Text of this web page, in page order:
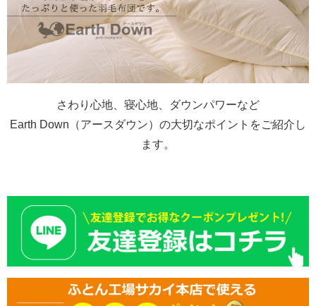
さわり心地、寝心地、ダウンパワーなど
Earth Down（アースダウン）の大切なポイントをご紹介し
ます。